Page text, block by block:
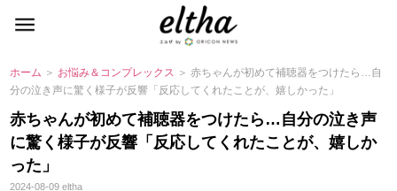
ホーム ＞ お悩み＆コンプレックス ＞ 赤ちゃんが初めて補聴器をつけたら…自
分の泣き声に驚く様子が反響「反応してくれたことが、嬉しかった」
赤ちゃんが初めて補聴器をつけたら…自分の泣き声
に驚く様子が反響「反応してくれたことが、嬉しか
った」
2024-08-09eltha